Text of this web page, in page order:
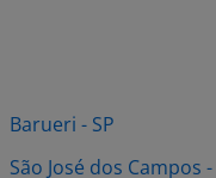
Barueri - SP
São José dos Campos -